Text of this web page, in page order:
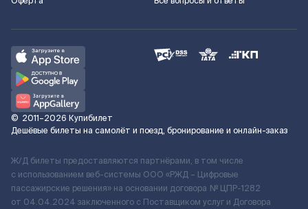
© 2011–2026 Купибилет
Дешёвые билеты на самолёт и поезд, бронирование и онлайн-заказ
Ж/Д билеты предоставляются партнёрами, в том числе
с использованием веб-системы ООО «РЖД – Цифровые
пассажирские решения» на основании договора № ЦПР-1282
от 04.04.2024 заключенного с Поставщиком услуг и Договора